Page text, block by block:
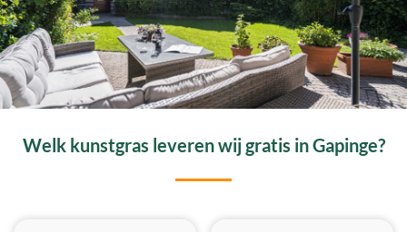
Welk kunstgras leveren wij gratis in Gapinge?